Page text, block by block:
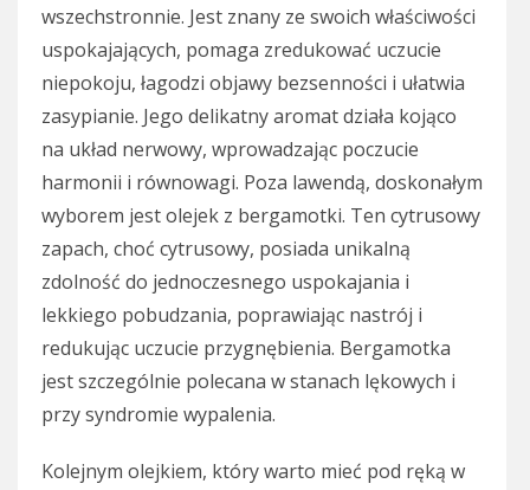
wszechstronnie. Jest znany ze swoich właściwości
uspokajających, pomaga zredukować uczucie
niepokoju, łagodzi objawy bezsenności i ułatwia
zasypianie. Jego delikatny aromat działa kojąco
na układ nerwowy, wprowadzając poczucie
harmonii i równowagi. Poza lawendą, doskonałym
wyborem jest olejek z bergamotki. Ten cytrusowy
zapach, choć cytrusowy, posiada unikalną
zdolność do jednoczesnego uspokajania i
lekkiego pobudzania, poprawiając nastrój i
redukując uczucie przygnębienia. Bergamotka
jest szczególnie polecana w stanach lękowych i
przy syndromie wypalenia.
Kolejnym olejkiem, który warto mieć pod ręką w